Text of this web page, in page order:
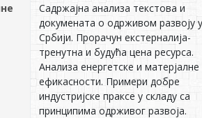
Садржајна анализа текстова и
докумената о одрживом развоју у
Србији. Прорачун екстерналија-
тренутна и будућа цена ресурса.
Анализа енергетске и матерјалне
ефикасности. Примери добре
индустријске праксе у складу са
принципима одрживог развоја.